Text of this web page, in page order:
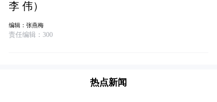
李 伟）
编辑：张燕梅
责任编辑：300
热点新闻